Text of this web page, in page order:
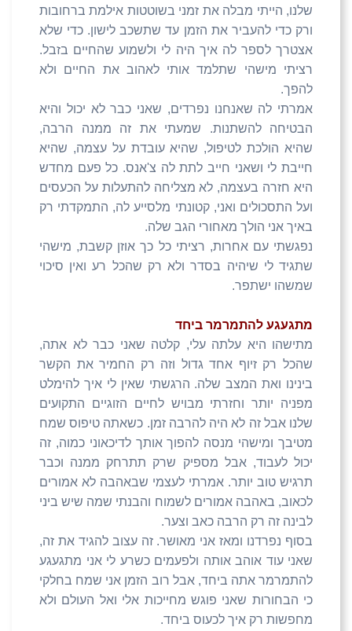
שלנו, הייתי מבלה את זמני בשוטטות אילמת ברחובות
ורק כדי להעביר את הזמן עד שתשכב לישון. כדי שלא
אצטרך לספר לה איך היה לי ולשמוע שהחיים בזבל.
רציתי מישהי שתלמד אותי לאהוב את החיים ולא
להפך.
אמרתי לה שאנחנו נפרדים, שאני כבר לא יכול והיא
הבטיחה להשתנות. שמעתי את זה ממנה הרבה,
שהיא הולכת לטיפול, שהיא עובדת על עצמה, שהיא
חייבת לי ושאני חייב לתת לה צ'אנס. כל פעם מחדש
היא חזרה בעצמה, לא מצליחה להתעלות על הכעסים
ועל התסכולים ואני, קטונתי מלסייע לה, התמקדתי רק
באיך אני הולך מאחורי הגב שלה.
נפגשתי עם אחרות, רציתי כל כך אוזן קשבת, מישהי
שתגיד לי שיהיה בסדר ולא רק שהכל רע ואין סיכוי
שמשהו ישתפר.
מתגעגע להתמרמר ביחד
מתישהו היא עלתה עלי, קלטה שאני כבר לא אתה,
שהכל רק זיוף אחד גדול וזה רק החמיר את הקשר
בינינו ואת המצב שלה. הרגשתי שאין לי איך להימלט
מפניה יותר וחזרתי מבויש לחיים הזוגיים התקועים
שלנו אבל זה לא היה להרבה זמן. כשאתה טיפוס שמח
מטיבך ומישהי מנסה להפוך אותך לדיכאוני כמוה, זה
יכול לעבוד, אבל מספיק שרק תתרחק ממנה וכבר
תרגיש טוב יותר. אמרתי לעצמי שבאהבה לא אמורים
לכאוב, באהבה אמורים לשמוח והבנתי שמה שיש ביני
לבינה זה רק הרבה כאב וצער.
בסוף נפרדנו ומאז אני מאושר. זה עצוב להגיד את זה,
שאני עוד אוהב אותה ולפעמים כשרע לי אני מתגעגע
להתמרמר אתה ביחד, אבל רוב הזמן אני שמח בחלקי
כי הבחורות שאני פוגש מחייכות אלי ואל העולם ולא
מחפשות רק איך לכעוס ביחד.